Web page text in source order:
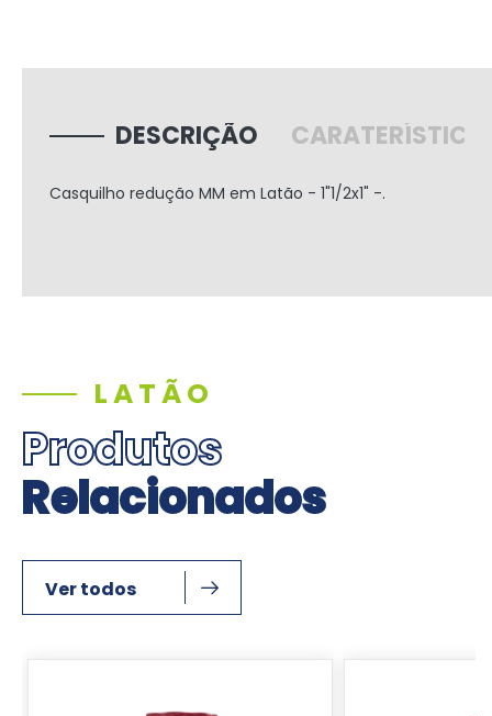
DESCRIÇÃO
Casquilho redução MM em Latão - 1"1/2x1" -.
LATÃO
Produtos
Relacionados
Ver todos